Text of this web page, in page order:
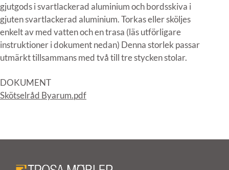
gjutgods i svartlackerad aluminium och bordsskiva i
gjuten svartlackerad aluminium. Torkas eller sköljes
enkelt av med vatten och en trasa (läs utförligare
instruktioner i dokument nedan) Denna storlek passar
utmärkt tillsammans med två till tre stycken stolar.
DOKUMENT
Skötselråd Byarum.pdf